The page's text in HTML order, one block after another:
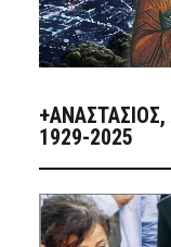
1929-2025